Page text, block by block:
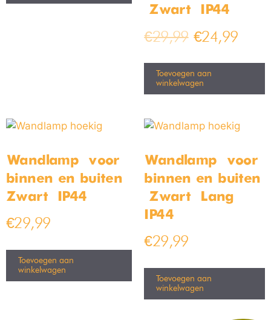
– Zwart – IP44
€29,99 €24,99
Toevoegen aan
winkelwagen
Wandlamp – voor
binnen en buiten –
Zwart – IP44
€29,99
Toevoegen aan
winkelwagen
Wandlamp – voor
binnen en buiten
– Zwart – Lang –
IP44
€29,99
Toevoegen aan
winkelwagen